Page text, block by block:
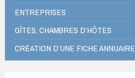
ENTREPRISES
GÎTES, CHAMBRES D’HÔTES
CRÉATION D’UNE FICHE ANNUAIRE